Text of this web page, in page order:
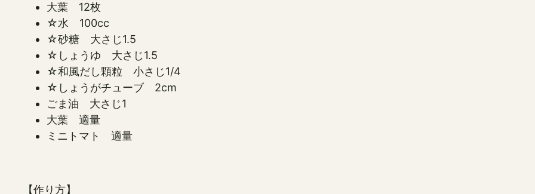
大葉 12枚
☆水 100cc
☆砂糖 大さじ1.5
☆しょうゆ 大さじ1.5
☆和風だし顆粒 小さじ1/4
☆しょうがチューブ 2cm
ごま油 大さじ1
大葉 適量
ミニトマト 適量
【作り方】